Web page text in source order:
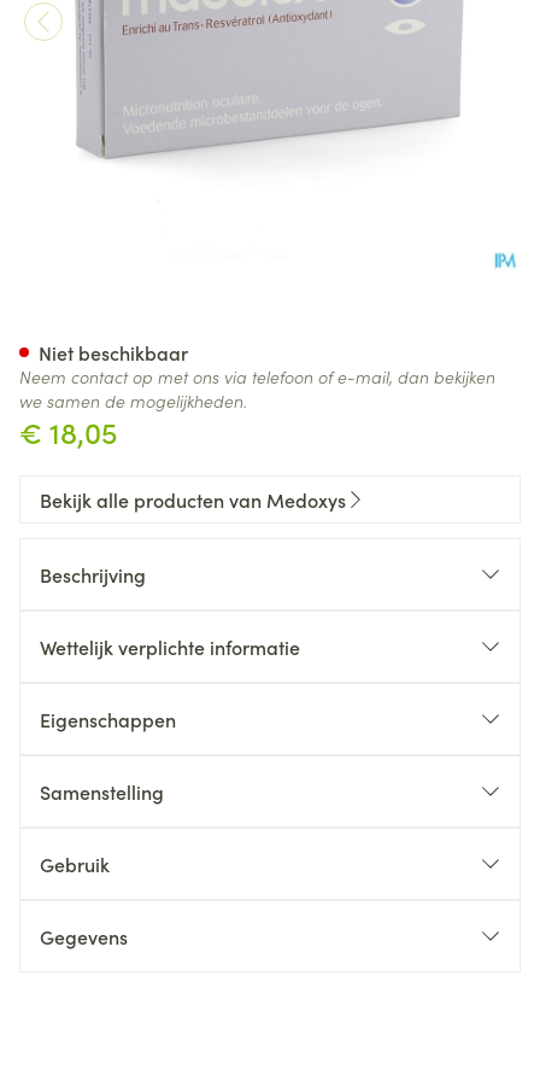
€ 18,05
Niet beschikbaar
Neem contact op met ons via telefoon of e-mail, dan bekijken
we samen de mogelijkheden.
Bekijk alle producten van Medoxys
Beschrijving
Wettelijk verplichte informatie
Eigenschappen
Samenstelling
Gebruik
Gegevens